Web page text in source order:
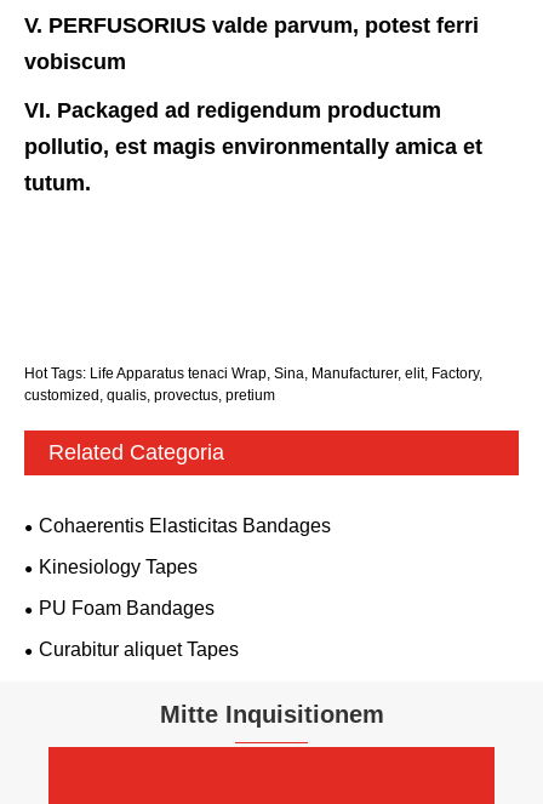
V. PERFUSORIUS valde parvum, potest ferri
vobiscum
VI. Packaged ad redigendum productum
pollutio, est magis environmentally amica et
tutum.
Hot Tags: Life Apparatus tenaci Wrap, Sina, Manufacturer, elit, Factory,
customized, qualis, provectus, pretium
Related Categoria
Cohaerentis Elasticitas Bandages
Kinesiology Tapes
PU Foam Bandages
Curabitur aliquet Tapes
Mitte Inquisitionem